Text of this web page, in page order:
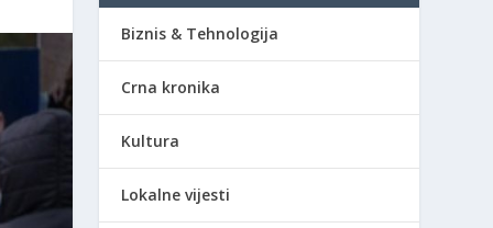
Biznis & Tehnologija
Crna kronika
Kultura
Lokalne vijesti